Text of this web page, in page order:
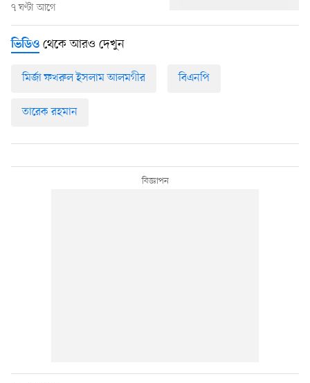
৭ ঘণ্টা আগে
ভিডিও থেকে আরও দেখুন
মির্জা ফখরুল ইসলাম আলমগীর বিএনপি
তারেক রহমান